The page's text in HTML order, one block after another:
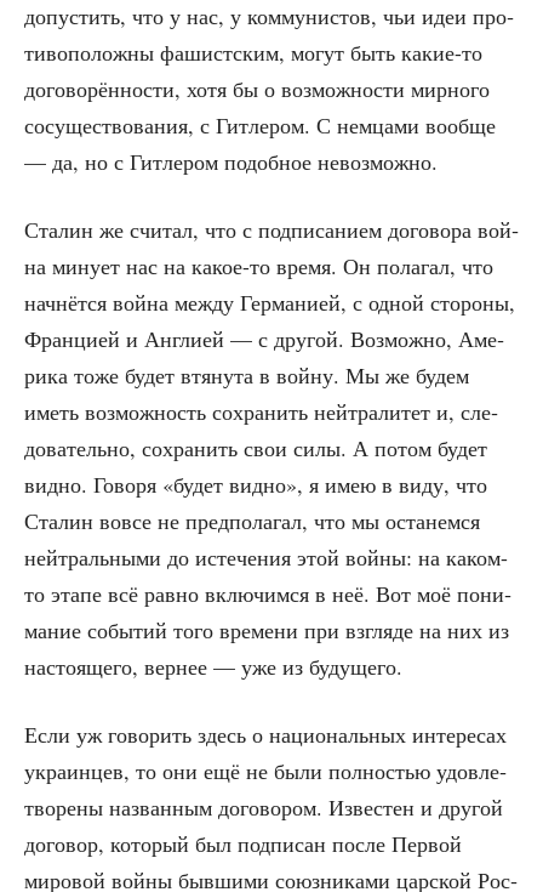
допу­стить, что у нас, у ком­му­ни­стов, чьи идеи про­
ти­во­по­лож­ны фашист­ским, могут быть какие-то
дого­во­рён­но­сти, хотя бы о воз­мож­но­сти мир­но­го
сосу­ще­ство­ва­ния, с Гит­ле­ром. С нем­ца­ми вооб­ще
— да, но с Гит­ле­ром подоб­ное невозможно.
Ста­лин же счи­тал, что с под­пи­са­ни­ем дого­во­ра вой­
на мину­ет нас на какое-то вре­мя. Он пола­гал, что
нач­нёт­ся вой­на меж­ду Гер­ма­ни­ей, с одной сто­ро­ны,
Фран­ци­ей и Англи­ей — с дру­гой. Воз­мож­но, Аме­
ри­ка тоже будет втя­ну­та в вой­ну. Мы же будем
иметь воз­мож­ность сохра­нить ней­тра­ли­тет и, сле­
до­ва­тель­но, сохра­нить свои силы. А потом будет
вид­но. Гово­ря «будет вид­но», я имею в виду, что
Ста­лин вовсе не пред­по­ла­гал, что мы оста­нем­ся
ней­траль­ны­ми до исте­че­ния этой вой­ны: на каком-
то эта­пе всё рав­но вклю­чим­ся в неё. Вот моё пони­
ма­ние собы­тий того вре­ме­ни при взгля­де на них из
насто­я­ще­го, вер­нее — уже из будущего.
Если уж гово­рить здесь о наци­о­наль­ных инте­ре­сах
укра­ин­цев, то они ещё не были пол­но­стью удо­вле­
тво­ре­ны назван­ным дого­во­ром. Изве­стен и дру­гой
дого­вор, кото­рый был под­пи­сан после Пер­вой
миро­вой вой­ны быв­ши­ми союз­ни­ка­ми цар­ской Рос­